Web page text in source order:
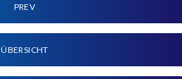
PREV
ÜBERSICHT